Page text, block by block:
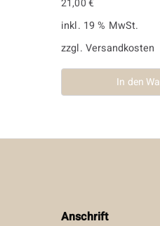
21,00€
inkl. 19 % MwSt.
zzgl. Versandkosten
In den
Anschrift